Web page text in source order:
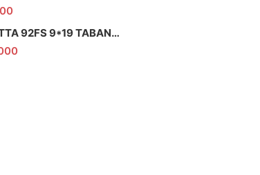
BERETTA 92FS 9*19 TABANCA